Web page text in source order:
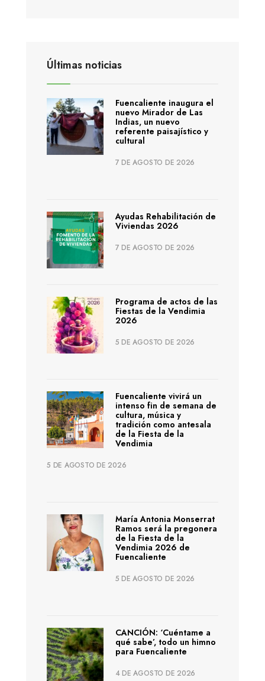
Últimas noticias
Fuencaliente inaugura el
nuevo Mirador de Las
Indias, un nuevo
referente paisajístico y
cultural
7 DE AGOSTO DE 2026
Ayudas Rehabilitación de
Viviendas 2026
7 DE AGOSTO DE 2026
Programa de actos de las
Fiestas de la Vendimia
2026
5 DE AGOSTO DE 2026
Fuencaliente vivirá un
intenso fin de semana de
cultura, música y
tradición como antesala
de la Fiesta de la
Vendimia
5 DE AGOSTO DE 2026
María Antonia Monserrat
Ramos será la pregonera
de la Fiesta de la
Vendimia 2026 de
Fuencaliente
5 DE AGOSTO DE 2026
CANCIÓN: ‘Cuéntame a
qué sabe’, todo un himno
para Fuencaliente
4 DE AGOSTO DE 2026